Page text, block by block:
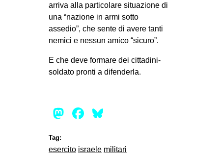
arriva alla particolare situazione di
una “nazione in armi sotto
assedio”, che sente di avere tanti
nemici e nessun amico “sicuro”.
E che deve formare dei cittadini-
soldato pronti a difenderla.
Mastodon
Facebook
Tag:
esercito israele militari